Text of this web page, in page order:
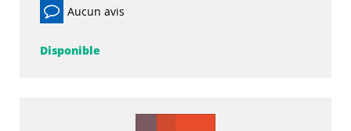
Aucun avis
Disponible